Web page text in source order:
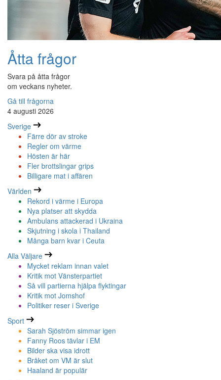
Åtta frågor
Svara på åtta frågor
om veckans nyheter.
Gå till frågorna
4 augusti 2026
Sverige
Färre dör av stroke
Regler om värme
Hösten är här
Fler brottslingar grips
Billigare mat i affären
Världen
Rekord i värme i Europa
Nya platser att skydda
Ambulans attackerad i Ukraina
Skjutning i skola i Thailand
Många barn kvar i Ceuta
Alla Väljare
Mycket reklam innan valet
Kritik mot Vänsterpartiet
Så vill partierna hjälpa flyktingar
Kritik mot Jomshof
Politiker reser i Sverige
Sport
Sarah Sjöström simmar igen
Fanny Roos tävlar i EM
Bilder ska visa idrott
Bråket om VM är slut
Haaland är populär